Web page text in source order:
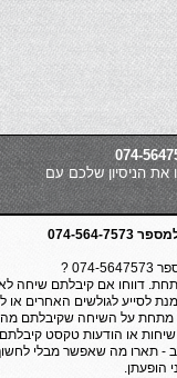
את הניסיון שלכם עם
564-7573
?
דווחו אם קיבלתם שיחה לא
לסייע לגולשים האחרים או
מתחת על השיחה שקיבלתם
כמה שיחות או הודעות טקסט
לב - תארו מה שאפשר מבלי
הופעתן.